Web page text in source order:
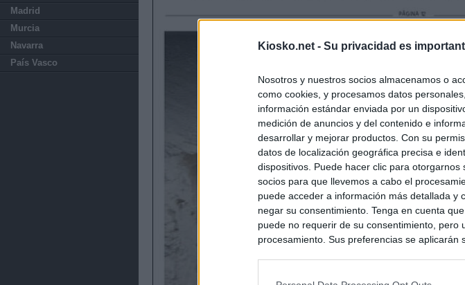
Kiosko.net - Su privacidad es
Nosotros y nuestros socios almacenamos o
como cookies, y procesamos datos
información estándar enviada por un
medición de anuncios y del contenido e
desarrollar y mejorar productos. Con su
datos de localización geográfica precisa e
dispositivos. Puede hacer clic para
socios para que llevemos a cabo el
puede acceder a información más detallada
negar su consentimiento. Tenga en cuenta
puede no requerir de su consentimiento, pero
procesamiento. Sus preferencias se aplicarán
Madrid
Murcia
Navarra
País Vasco